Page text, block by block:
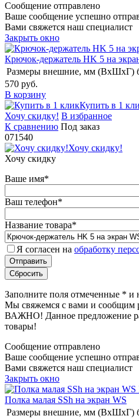
Сообщение отправлено
Ваше сообщение успешно
Вами свяжется наш специалист
Закрыть окно
Крючок-держатель HK 5 на
Размеры внешние, мм (ВхШхГ)
570 руб.
В корзину
Купить в 1
Хочу скидку! В избранное
К сравнению Под заказ
071540
Хочу скидку!
Хочу скидку
Ваше имя*
Ваш телефон*
Название товара*
Я согласен на обработку
Заполните поля отмеченные * и
Мы свяжемся с вами и сообщим
ВАЖНО! Данное предложение
товары!
Сообщение отправлено
Ваше сообщение успешно
Вами свяжется наш специалист
Закрыть окно
Полка малая SSh на экран WS
Размеры внешние, мм (ВхШхГ)